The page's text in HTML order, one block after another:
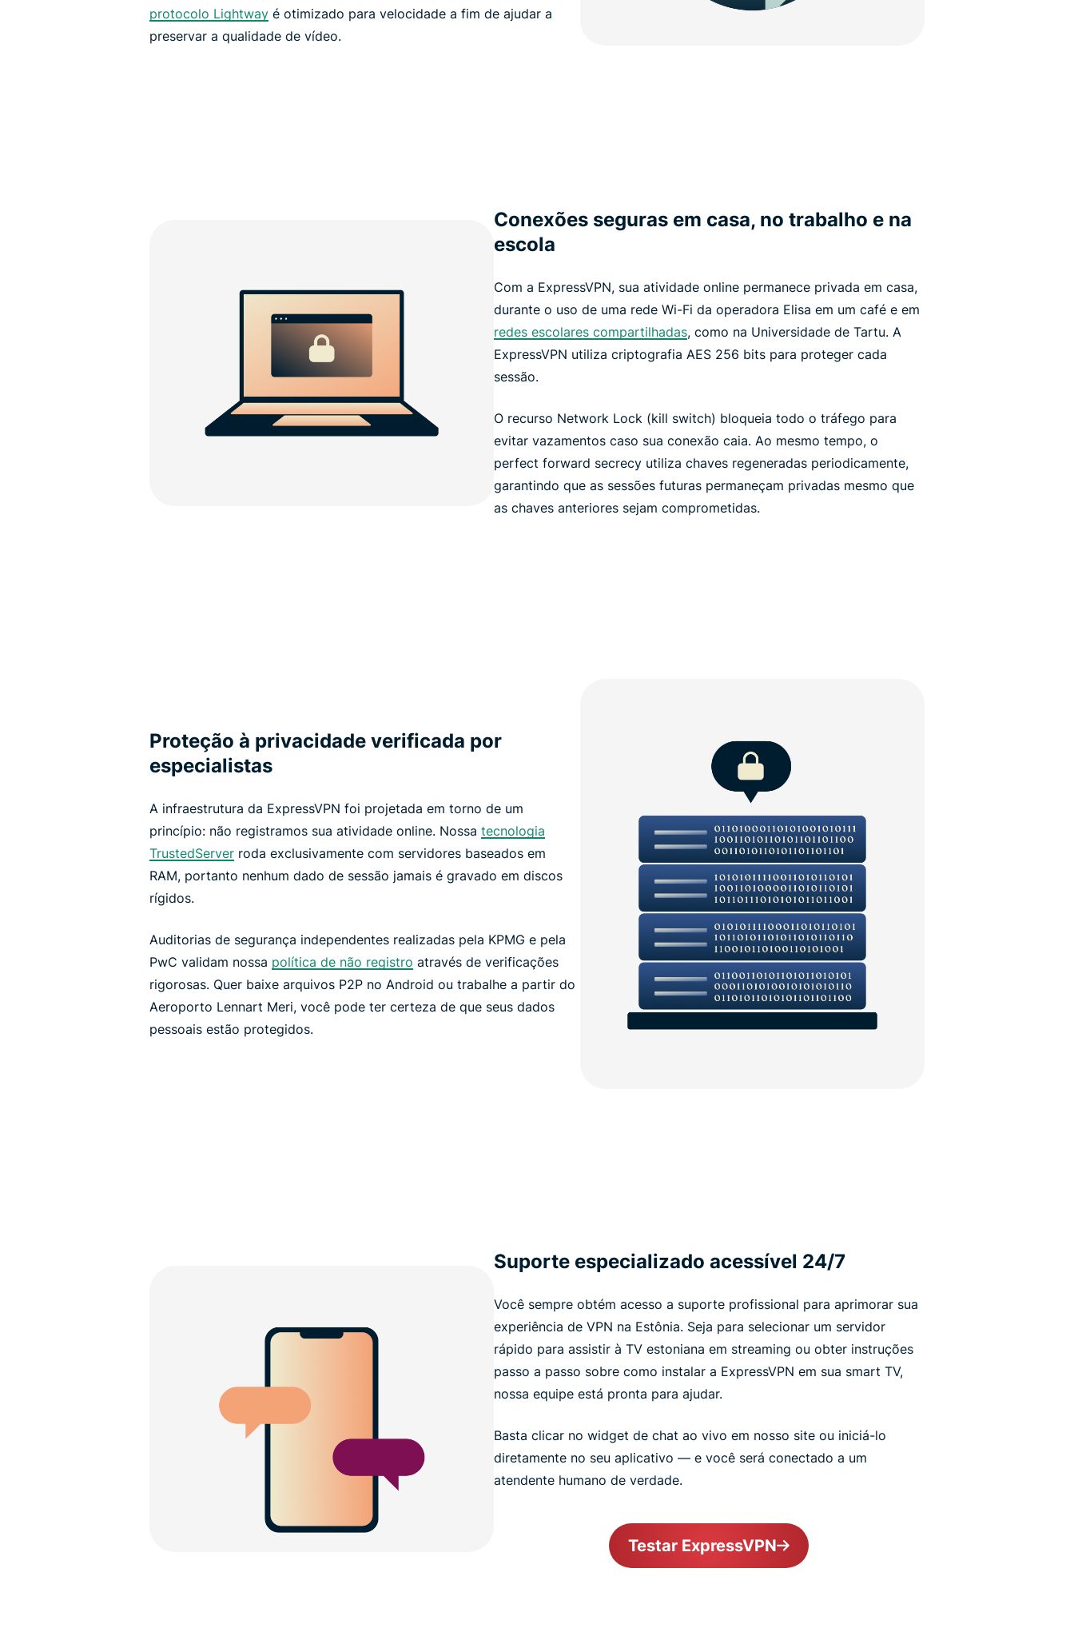
protocolo Lightway é otimizado para velocidade a fim de ajudar a
preservar a qualidade de vídeo.
Conexões seguras em casa, no trabalho e na
escola
Com a ExpressVPN, sua atividade online permanece privada em casa,
durante o uso de uma rede Wi-Fi da operadora Elisa em um café e em
redes escolares compartilhadas, como na Universidade de Tartu. A
ExpressVPN utiliza criptografia AES 256 bits para proteger cada
sessão.
O recurso Network Lock (kill switch) bloqueia todo o tráfego para
evitar vazamentos caso sua conexão caia. Ao mesmo tempo, o
perfect forward secrecy utiliza chaves regeneradas periodicamente,
garantindo que as sessões futuras permaneçam privadas mesmo que
as chaves anteriores sejam comprometidas.
Proteção à privacidade verificada por
especialistas
A infraestrutura da ExpressVPN foi projetada em torno de um
princípio: não registramos sua atividade online. Nossa tecnologia
TrustedServer roda exclusivamente com servidores baseados em
RAM, portanto nenhum dado de sessão jamais é gravado em discos
rígidos.
Auditorias de segurança independentes realizadas pela KPMG e pela
PwC validam nossa política de não registro através de verificações
rigorosas. Quer baixe arquivos P2P no Android ou trabalhe a partir do
Aeroporto Lennart Meri, você pode ter certeza de que seus dados
pessoais estão protegidos.
Suporte especializado acessível 24/7
Você sempre obtém acesso a suporte profissional para aprimorar sua
experiência de VPN na Estônia. Seja para selecionar um servidor
rápido para assistir à TV estoniana em streaming ou obter instruções
passo a passo sobre como instalar a ExpressVPN em sua smart TV,
nossa equipe está pronta para ajudar.
Basta clicar no widget de chat ao vivo em nosso site ou iniciá-lo
diretamente no seu aplicativo — e você será conectado a um
atendente humano de verdade.
Testar ExpressVPN